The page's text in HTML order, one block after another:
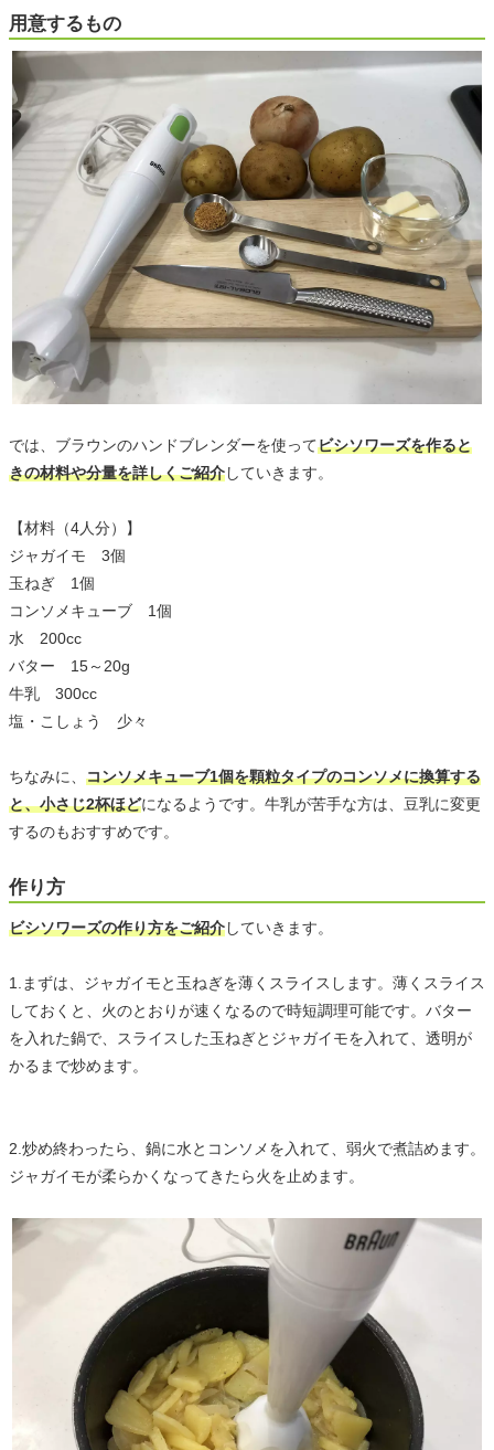
用意するもの
では、ブラウンのハンドブレンダーを使ってビシソワーズを作ると
きの材料や分量を詳しくご紹介していきます。
【材料（4人分）】
ジャガイモ 3個
玉ねぎ 1個
コンソメキューブ 1個
水 200cc
バター 15～20g
牛乳 300cc
塩・こしょう 少々
ちなみに、 コンソメキューブ1個を顆粒タイプのコンソメに換算する
と、小さじ2杯ほどになるようです。牛乳が苦手な方は、豆乳に変更
するのもおすすめです。
作り方
ビシソワーズの作り方をご紹介していきます。
1.まずは、ジャガイモと玉ねぎを薄くスライスします。薄くスライス
しておくと、火のとおりが速くなるので時短調理可能です。バター
を入れた鍋で、スライスした玉ねぎとジャガイモを入れて、透明が
かるまで炒めます。
2.炒め終わったら、鍋に水とコンソメを入れて、弱火で煮詰めます。
ジャガイモが柔らかくなってきたら火を止めます。